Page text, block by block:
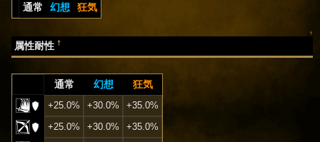
通常 幻想 狂気
↑
属性耐性†
通常 幻想 狂気
+25.0% +30.0%
+35.0%
+25.0%
+30.0%
+35.0%